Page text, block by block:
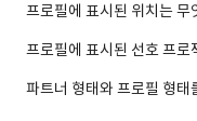
프로필에 표시된 위치는 무
프로필에 표시된 선호 프로
파트너 형태와 프로필 형태